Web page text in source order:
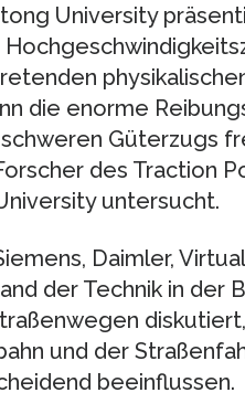
University
die enorme
Güterzugs
des Traction
untersucht.
Daimler,
der Technik in der
und der
beeinflussen.